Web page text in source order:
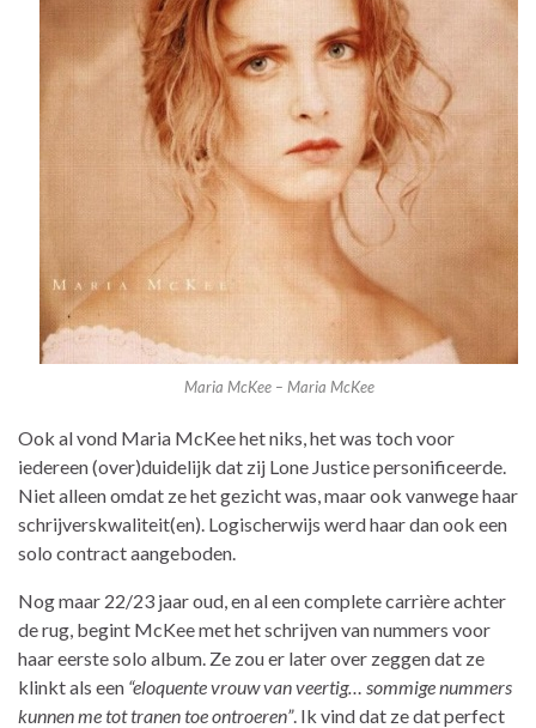
Maria McKee – Maria McKee
Ook al vond Maria McKee het niks, het was toch voor
iedereen (over)duidelijk dat zij Lone Justice personificeerde.
Niet alleen omdat ze het gezicht was, maar ook vanwege haar
schrijverskwaliteit(en). Logischerwijs werd haar dan ook een
solo contract aangeboden.
Nog maar 22/23 jaar oud, en al een complete carrière achter
de rug, begint McKee met het schrijven van nummers voor
haar eerste solo album. Ze zou er later over zeggen dat ze
klinkt als een “eloquente vrouw van veertig… sommige nummers
kunnen me tot tranen toe ontroeren”. Ik vind dat ze dat perfect